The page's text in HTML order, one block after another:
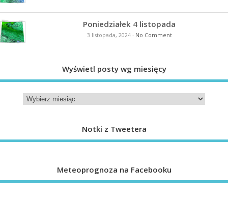
Poniedziałek 4 listopada
3 listopada, 2024- No Comment
Wyświetl posty wg miesięcy
Notki z Tweetera
Meteoprognoza na Facebooku